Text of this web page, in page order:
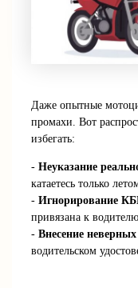
Даже опытные
промахи. Вот
избегать:
-Неуказание
катаетесь только
-Игнорирование
привязана к
-Внесение
водительском